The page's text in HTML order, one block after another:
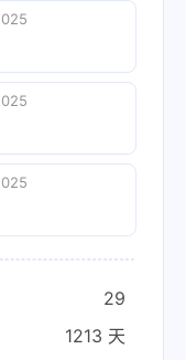
29
1213 天